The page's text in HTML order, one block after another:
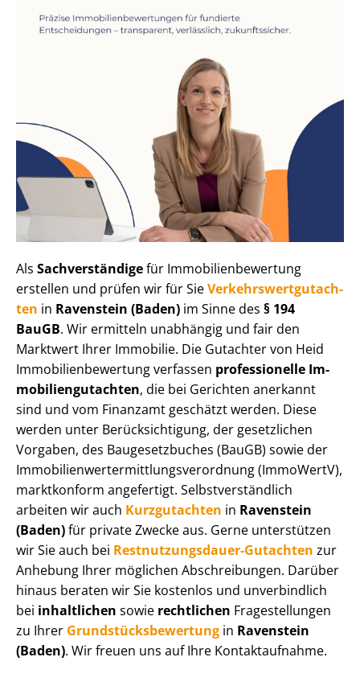
Als Sachverständigefür Im­mo­bi­li­en­be­wer­tung
erstellen und prüfen wir für SieVer­kehrs­wert­gut­ach­
ten in Ravenstein (Baden) im Sinne des § 194
BauGB. Wir ermitteln unabhängig und fair den
Marktwert Ihrer Immobilie. Die Gutachter von Heid
Im­mo­bi­li­en­be­wer­tung verfassen professionelle Im­
mo­bi­li­en­gut­ach­ten, die bei Gerichten anerkannt
sind und vom Finanzamt geschätzt werden. Diese
werden unter Be­rück­sich­ti­gung, der gesetzlichen
Vorgaben, des Baugesetzbuches (BauGB) sowie der
Im­mo­bi­li­en­wert­ermitt­lungs­ver­ord­nung (ImmoWertV),
marktkonform angefertigt. Selbst­ver­ständ­lich
arbeiten wir auch Kurzgutachten in Ravenstein
(Baden)für private Zwecke aus. Gerne unterstützen
wir Sie auch bei Rest­nut­zungs­dau­er-Gutachten zur
Anhebung Ihrer möglichen Abschreibungen. Darüber
hinaus beraten wir Sie kostenlos und unverbindlich
bei inhaltlichen sowie rechtlichen Fragestellungen
zu Ihrer Grund­stücks­be­wer­tung in Ravenstein
(Baden). Wir freuen uns auf Ihre Kontaktaufnahme.